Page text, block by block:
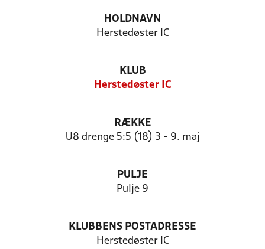
HOLDNAVN
Herstedøster IC
KLUB
Herstedøster IC
RÆKKE
U8 drenge 5:5 (18) 3 - 9. maj
PULJE
Pulje 9
KLUBBENS POSTADRESSE
Herstedøster IC